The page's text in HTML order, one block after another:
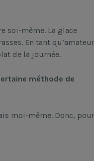
soi-même. La glace
En tant qu’amateur
de la journée.
méthode de
moi-même. Donc, pour